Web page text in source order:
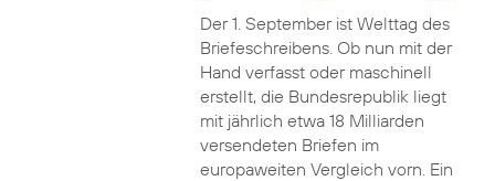
Der 1. September ist Welttag des
Briefeschreibens. Ob nun mit der
Hand verfasst oder maschinell
erstellt, die Bundesrepublik liegt
mit jährlich etwa 18 Milliarden
versendeten Briefen im
europaweiten Vergleich vorn. Ein